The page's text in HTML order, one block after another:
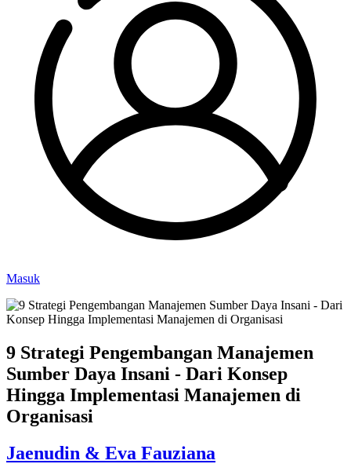
Masuk
9 Strategi Pengembangan Manajemen
Sumber Daya Insani - Dari Konsep
Hingga Implementasi Manajemen di
Organisasi
Jaenudin & Eva Fauziana